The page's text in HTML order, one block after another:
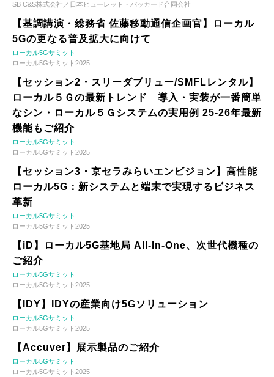
SB C&S株式会社／日本ヒューレット・パッカード合同会社
【基調講演・総務省 佐藤移動通信企画官】ローカル
5Gの更なる普及拡大に向けて
ローカル5Gサミット
ローカル5Gサミット2025
【セッション2・スリーダブリュー/SMFLレンタル】
ローカル５Ｇの最新トレンド 導入・実装が一番簡単
なシン・ローカル５Ｇシステムの実用例 25-26年最新
機能もご紹介
ローカル5Gサミット
ローカル5Gサミット2025
【セッション3・京セラみらいエンビジョン】高性能
ローカル5G：新システムと端末で実現するビジネス
革新
ローカル5Gサミット
ローカル5Gサミット2025
【iD】ローカル5G基地局 All-In-One、次世代機種の
ご紹介
ローカル5Gサミット
ローカル5Gサミット2025
【IDY】IDYの産業向け5Gソリューション
ローカル5Gサミット
ローカル5Gサミット2025
【Accuver】展示製品のご紹介
ローカル5Gサミット
ローカル5Gサミット2025